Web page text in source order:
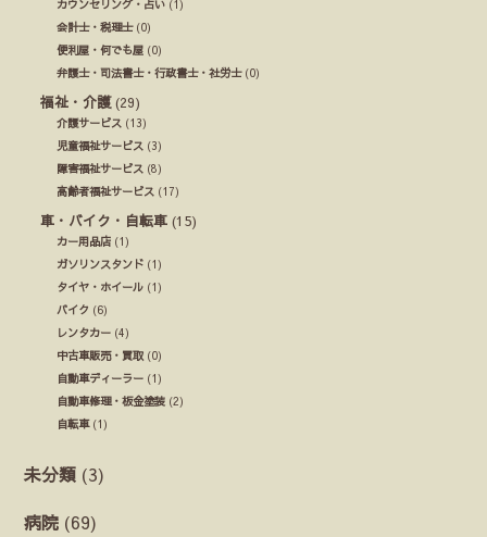
カウンセリング・占い (1)
会計士・税理士(0)
便利屋・何でも屋 (0)
弁護士・司法書士・行政書士・社労士(0)
福祉・介護(29)
介護サービス (13)
児童福祉サービス (3)
障害福祉サービス (8)
高齢者福祉サービス (17)
車・バイク・自転車 (15)
カー用品店 (1)
ガソリンスタンド (1)
タイヤ・ホイール (1)
バイク (6)
レンタカー (4)
中古車販売・買取 (0)
自動車ディーラー (1)
自動車修理・板金塗装 (2)
自転車(1)
未分類 (3)
病院 (69)